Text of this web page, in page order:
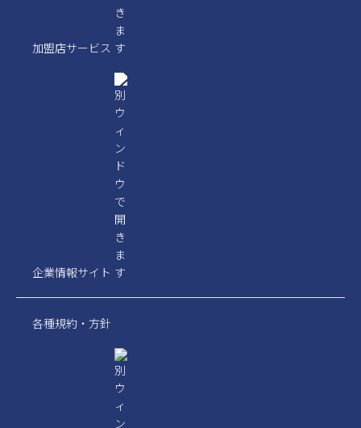
加盟店サービス
企業情報サイト
各種規約・方針